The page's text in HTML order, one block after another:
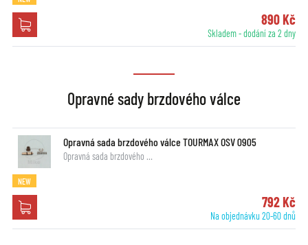
890 Kč
Skladem - dodání za 2 dny
Opravné sady brzdového válce
Opravná sada brzdového válce TOURMAX OSV 0905
Opravná sada brzdového …
NEW
792 Kč
Na objednávku 20-60 dnů